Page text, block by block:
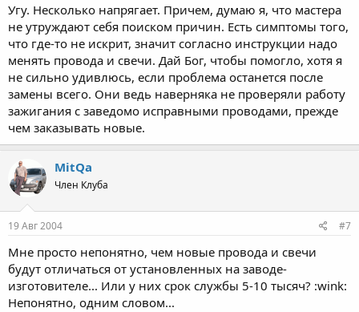
Угу. Несколько напрягает. Причем, думаю я, что мастера
не утруждают себя поиском причин. Есть симптомы того,
что где-то не искрит, значит согласно инструкции надо
менять провода и свечи. Дай Бог, чтобы помогло, хотя я
не сильно удивлюсь, если проблема останется после
замены всего. Они ведь наверняка не проверяли работу
зажигания с заведомо исправными проводами, прежде
чем заказывать новые.
MitQa
Член Клуба
19 Авг 2004 #7
Мне просто непонятно, чем новые провода и свечи
будут отличаться от установленных на заводе-
изготовителе... Или у них срок службы 5-10 тысяч? :wink:
Непонятно, одним словом...